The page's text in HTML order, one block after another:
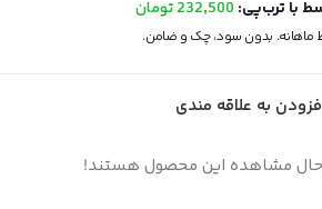
با ترب‌پی: 232,500تومان
به علاقه مندی
حال مشاهده این محصول هستند!